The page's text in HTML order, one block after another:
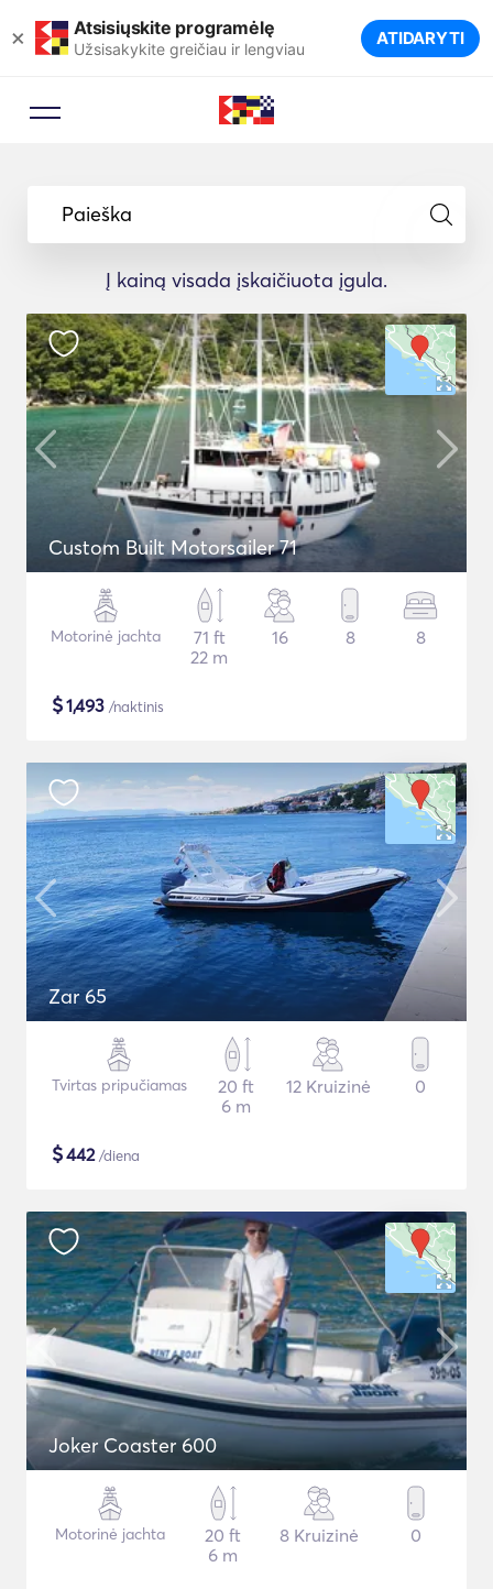
× Atsisiųskite programėlę
Užsisakykite greičiau ir lengviau ATIDARYTI
Paieška
Į kainą visada įskaičiuota įgula.
Custom Built Motorsailer 71
Motorinė jachta
71 ft
22 m
16 8 8
$1,493 /naktinis
Zar 65
Tvirtas pripučiamas
20 ft
6 m
12 Kruizinė 0
$442/diena
Joker Coaster 600
Motorinė jachta
20 ft
6 m
8 Kruizinė 0